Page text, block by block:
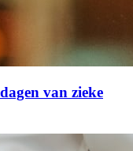
van zieke